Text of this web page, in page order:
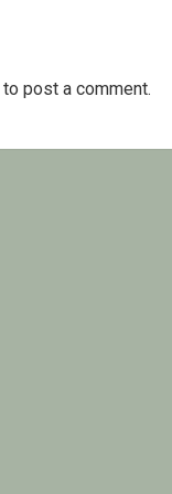
post a comment.